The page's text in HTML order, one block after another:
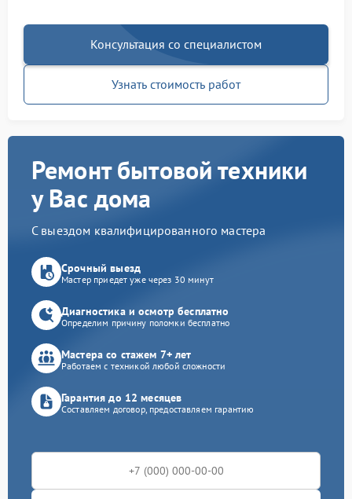
Консультация со специалистом
Узнать стоимость работ
Ремонт бытовой техники
у Вас дома
С выездом квалифицированного мастера
Срочный выезд
Мастер приедет уже через 30 минут
Диагностика и осмотр бесплатно
Определим причину поломки бесплатно
Мастера со стажем 7+ лет
Работаем с техникой любой сложности
Гарантия до 12 месяцев
Составляем договор, предоставляем гарантию